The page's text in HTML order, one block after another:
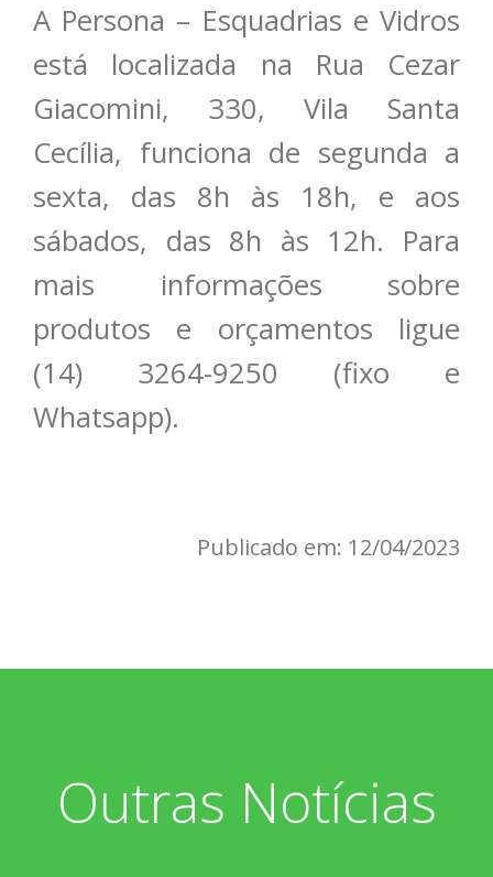
A Persona – Esquadrias e Vidros
está localizada na Rua Cezar
Giacomini, 330, Vila Santa
Cecília, funciona de segunda a
sexta, das 8h às 18h, e aos
sábados, das 8h às 12h. Para
mais informações sobre
produtos e orçamentos ligue
(14) 3264-9250 (fixo e
Whatsapp).
Publicado em: 12/04/2023
Outras Notícias